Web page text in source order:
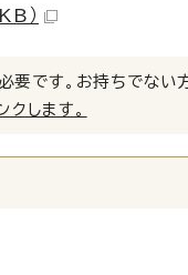
）
要です。お持ちでな
します。